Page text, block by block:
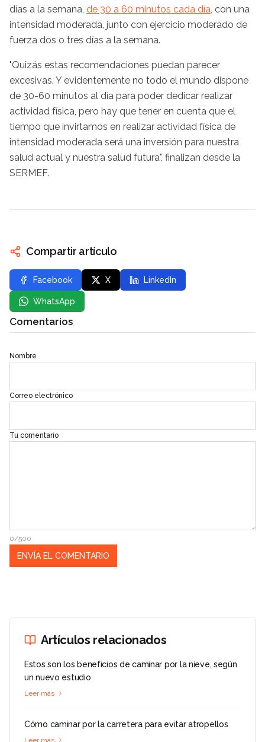
días a la semana, de 30 a 60 minutos cada día, con una
intensidad moderada, junto con ejercicio moderado de
fuerza dos o tres días a la semana.
"Quizás estas recomendaciones puedan parecer
excesivas. Y evidentemente no todo el mundo dispone
de 30-60 minutos al día para poder dedicar realizar
actividad física, pero hay que tener en cuenta que el
tiempo que invirtamos en realizar actividad física de
intensidad moderada será una inversión para nuestra
salud actual y nuestra salud futura", finalizan desde la
SERMEF.
Compartir artículo
Facebook X LinkedIn
WhatsApp
Comentarios
Nombre
Correo electrónico
Tu comentario
0/500
Artículos relacionados
Estos son los beneficios de caminar por la nieve, según
un nuevo estudio
Leer más
Cómo caminar por la carretera para evitar atropellos
Leer más